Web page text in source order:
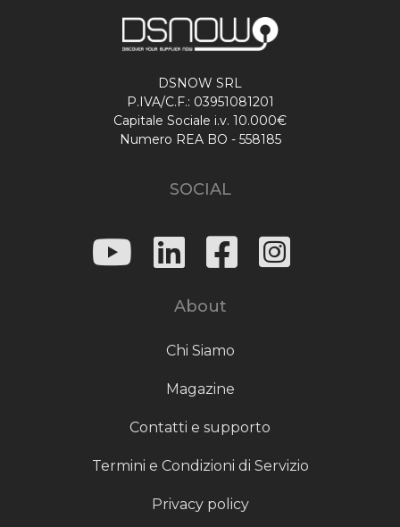
DSNOW SRL
P.IVA/C.F.: 03951081201
Capitale Sociale i.v. 10.000€
Numero REA BO - 558185
SOCIAL
About
Chi Siamo
Magazine
Contatti e supporto
Termini e Condizioni di Servizio
Privacy policy